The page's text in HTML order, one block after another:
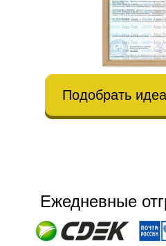
Подобрать
Ежедневные